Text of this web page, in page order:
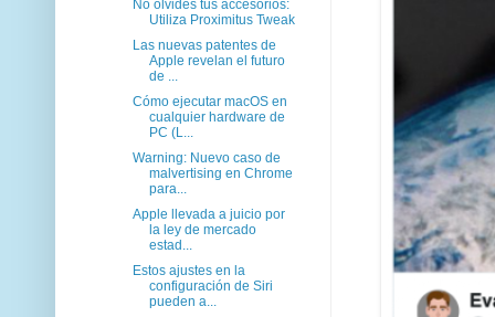
No olvides tus accesorios:
Utiliza Proximitus Tweak
Las nuevas patentes de
Apple revelan el futuro
de ...
Cómo ejecutar macOS en
cualquier hardware de
PC (L...
Warning: Nuevo caso de
malvertising en Chrome
para...
Apple llevada a juicio por
la ley de mercado
estad...
Estos ajustes en la
configuración de Siri
pueden a...